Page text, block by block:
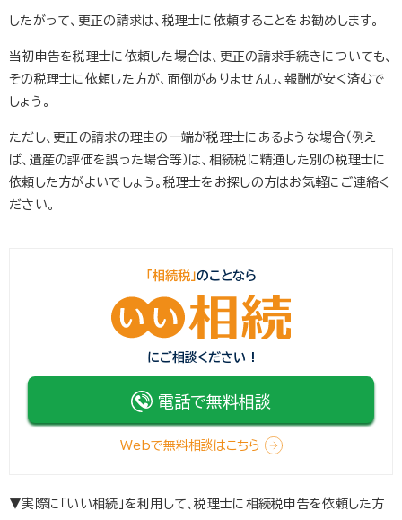
したがって、更正の請求は、税理士に依頼することをお勧めします。
当初申告を税理士に依頼した場合は、更正の請求手続きについても、
その税理士に依頼した方が、面倒がありませんし、報酬が安く済むで
しょう。
ただし、更正の請求の理由の一端が税理士にあるような場合（例え
ば、遺産の評価を誤った場合等）は、相続税に精通した別の税理士に
依頼した方がよいでしょう。税理士をお探しの方はお気軽にご連絡く
ださい。
「相続税」のことなら
にご相談ください !
電話で無料相談
Webで無料相談はこちら
▼実際に「いい相続」を利用して、税理士に相続税申告を依頼した方